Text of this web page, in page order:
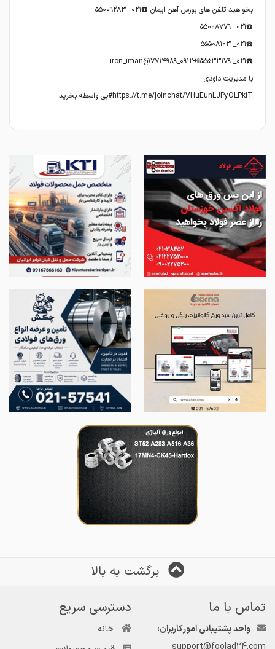
https://t.me/joinchat/VHuEunLJPyOLPkiT#بی واسطه بخرید
برگشت به بالا
تماس با ما
واحد پشتیبانی امور کاربران:
دسترسی سریع
خانه